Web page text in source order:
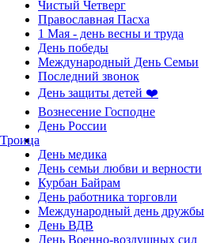
Чистый Четверг
Православная Пасха
1 Мая - день весны и труда
День победы
Международный День Семьи
Последний звонок
День защиты детей ❤️
Вознесение Господне
День России
Троица
День медика
День семьи любви и верности
Курбан Байрам
День работника торговли
Международный день дружбы
День ВДВ
День Военно-воздушных сил